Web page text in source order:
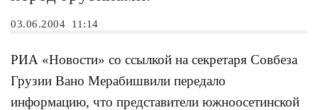
03.06.2004 11:14
РИА «Новости» со ссылкой на секретаря Совбеза
Грузии Вано Мерабишвили передало
информацию, что представители южноосетинской